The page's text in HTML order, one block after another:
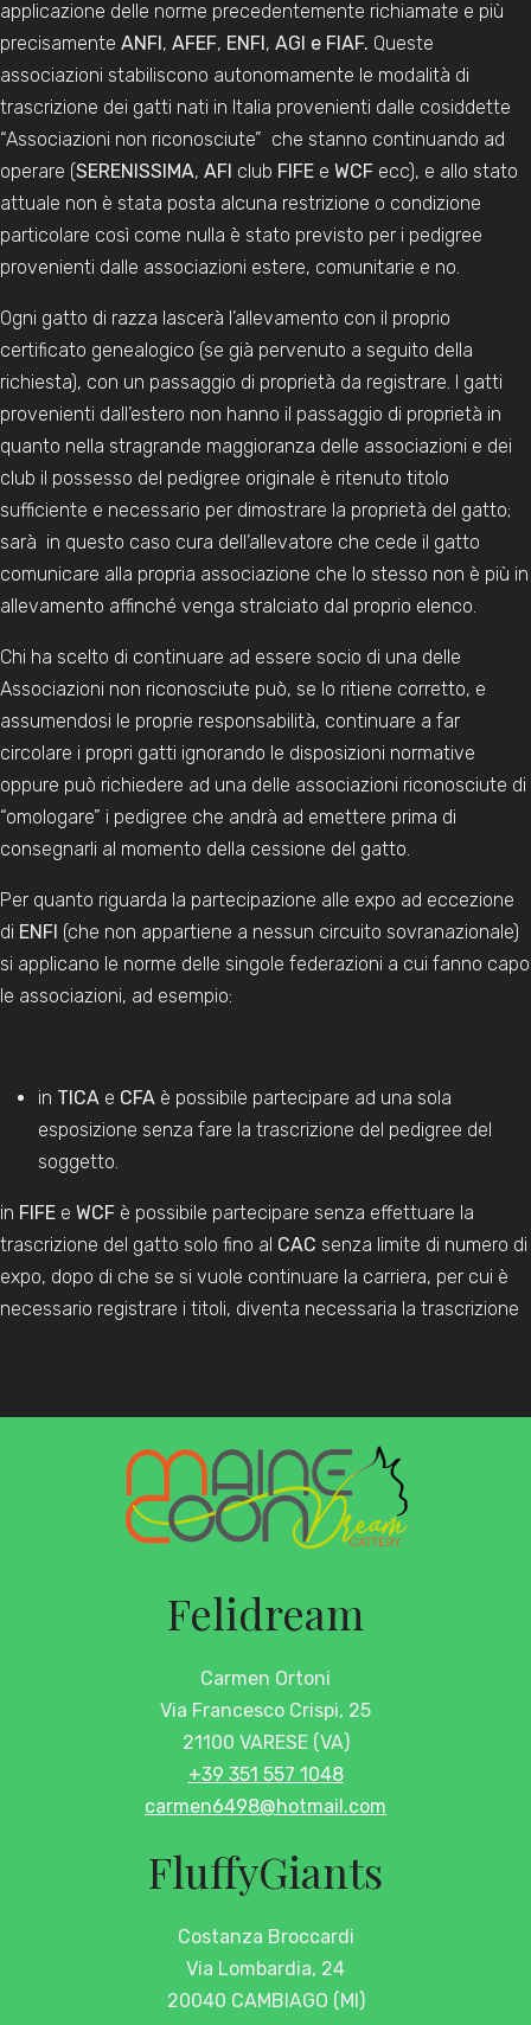
applicazione delle norme precedentemente richiamate e più
precisamente ANFI, AFEF, ENFI, AGI e FIAF. Queste
associazioni stabiliscono autonomamente le modalità di
trascrizione dei gatti nati in Italia provenienti dalle cosiddette
“Associazioni non riconosciute” che stanno continuando ad
operare (SERENISSIMA, AFI club FIFE e WCF ecc), e allo stato
attuale non è stata posta alcuna restrizione o condizione
particolare così come nulla è stato previsto per i pedigree
provenienti dalle associazioni estere, comunitarie e no.
Ogni gatto di razza lascerà l’allevamento con il proprio
certificato genealogico (se già pervenuto a seguito della
richiesta), con un passaggio di proprietà da registrare. I gatti
provenienti dall’estero non hanno il passaggio di proprietà in
quanto nella stragrande maggioranza delle associazioni e dei
club il possesso del pedigree originale è ritenuto titolo
sufficiente e necessario per dimostrare la proprietà del gatto;
sarà in questo caso cura dell’allevatore che cede il gatto
comunicare alla propria associazione che lo stesso non è più in
allevamento affinché venga stralciato dal proprio elenco.
Chi ha scelto di continuare ad essere socio di una delle
Associazioni non riconosciute può, se lo ritiene corretto, e
assumendosi le proprie responsabilità, continuare a far
circolare i propri gatti ignorando le disposizioni normative
oppure può richiedere ad una delle associazioni riconosciute di
“omologare” i pedigree che andrà ad emettere prima di
consegnarli al momento della cessione del gatto.
Per quanto riguarda la partecipazione alle expo ad eccezione
di ENFI (che non appartiene a nessun circuito sovranazionale)
si applicano le norme delle singole federazioni a cui fanno capo
le associazioni, ad esempio:
in TICA e CFA è possibile partecipare ad una sola
esposizione senza fare la trascrizione del pedigree del
soggetto.
in FIFE e WCF è possibile partecipare senza effettuare la
trascrizione del gatto solo fino al CAC senza limite di numero di
expo, dopo di che se si vuole continuare la carriera, per cui è
necessario registrare i titoli, diventa necessaria la trascrizione
Felidream
Carmen Ortoni
Via Francesco Crispi, 25
21100 VARESE (VA)
+39 351 557 1048
carmen6498@hotmail.com
FluffyGiants
Costanza Broccardi
Via Lombardia, 24
20040 CAMBIAGO (MI)